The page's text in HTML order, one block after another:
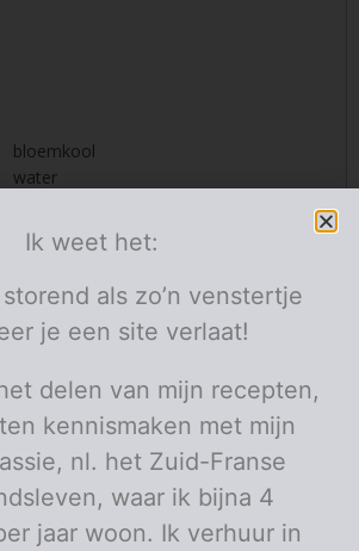
bloemkool
water
boter gesmolten
gerookt paprika poeder
look geperst
geraspte parmezaan
peterselie fijn gehakt
voor op 200 graden.
Ik weet het:
als zo’n venstertje
je een site verlaat!
delen van mijn recepten,
kennismaken met mijn
nl. het Zuid-Franse
waar ik bijna 4
jaar woon. Ik verhuur in